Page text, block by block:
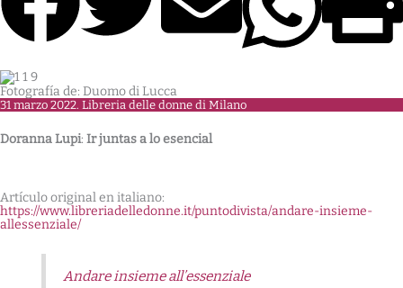
Fotografía de: Duomo di Lucca
31 marzo 2022. Libreria delle donne di Milano
Doranna Lupi: Ir juntas a lo esencial
Artículo original en italiano:
https://www.libreriadelledonne.it/puntodivista/andare-insieme-
allessenziale/
Andare insieme all’essenziale